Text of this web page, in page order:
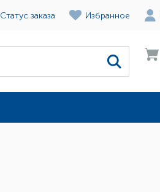
Статус заказа Избранное